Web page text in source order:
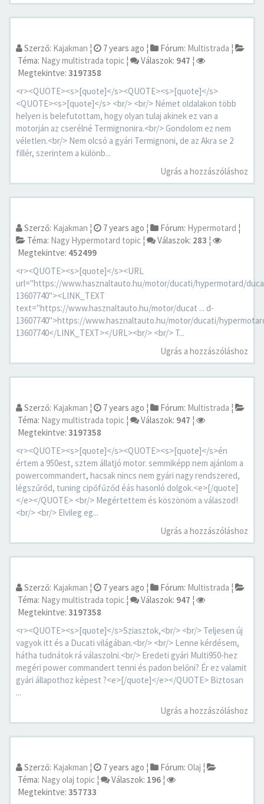
Szerző: Kajakman ¦ 7 years ago ¦ Fórum: Multistrada ¦
Téma: Nagy multistrada topic ¦ Válaszok: 947 ¦
Megtekintve: 3197358
<r><QUOTE><s>[quote]</s><QUOTE><s>[quote]</s>
<QUOTE><s>[quote]</s> <br/> <br/> Német oldalakon több
helyen is belefutottam, hogy olyan tulaj akinek ez van a
motorján az cserélné Termignonira.<br/> Gondolom ez nem
véletlen.<br/> Nem olcsó a gyári Termignoni, de az Akra se 2
fillér, szerintem a különb...
Ugrás a hozzászóláshoz
Szerző: Kajakman ¦ 7 years ago ¦ Fórum: Hypermotard ¦
Téma: Nagy Hypermotard topic ¦ Válaszok: 283 ¦
Megtekintve: 452499
<r><QUOTE><s>[quote]</s><URL
url="https://www.hasznaltauto.hu/motor/ducati/hypermotard/
13607740"><LINK_TEXT
text="https://www.hasznaltauto.hu/motor/ducat ... d-
13607740">https://www.hasznaltauto.hu/motor/ducati/
13607740</LINK_TEXT></URL><br/> <br/> T...
Ugrás a hozzászóláshoz
Szerző: Kajakman ¦ 7 years ago ¦ Fórum: Multistrada ¦
Téma: Nagy multistrada topic ¦ Válaszok: 947 ¦
Megtekintve: 3197358
<r><QUOTE><s>[quote]</s><QUOTE><s>[quote]</s>én
értem a 950est, sztem állatjó motor. semmiképp nem ajánlom a
powercommandert, hacsak nincs nem gyári nagy rendszered,
légszűrőd, tuning cipőfűződ éás hasonló dolgok.<e>[/quote]
</e></QUOTE> <br/> Megértettem és köszönöm a válaszod!
<br/> <br/> Elvileg eg...
Ugrás a hozzászóláshoz
Szerző: Kajakman ¦ 7 years ago ¦ Fórum: Multistrada ¦
Téma: Nagy multistrada topic ¦ Válaszok: 947 ¦
Megtekintve: 3197358
<r><QUOTE><s>[quote]</s>Sziasztok,<br/> <br/> Teljesen új
vagyok itt és a Ducati világában.<br/> <br/> Lenne kérdésem,
hátha tudnátok rá válaszolni.<br/> Eredeti gyári Multi950-hez
megéri power commandert tenni és padon belőni? Ér ez valamit
gyári állapothoz képest ?<e>[/quote]</e></QUOTE> Biztosan
...
Ugrás a hozzászóláshoz
Szerző: Kajakman ¦ 7 years ago ¦ Fórum: Olaj ¦
Téma: Nagy olaj topic ¦ Válaszok: 196 ¦
Megtekintve: 357733